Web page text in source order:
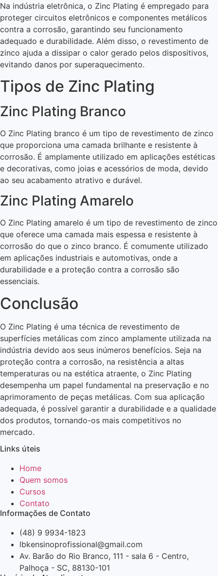
Na indústria eletrônica, o Zinc Plating é empregado para
proteger circuitos eletrônicos e componentes metálicos
contra a corrosão, garantindo seu funcionamento
adequado e durabilidade. Além disso, o revestimento de
zinco ajuda a dissipar o calor gerado pelos dispositivos,
evitando danos por superaquecimento.
Tipos de Zinc Plating
Zinc Plating Branco
O Zinc Plating branco é um tipo de revestimento de zinco
que proporciona uma camada brilhante e resistente à
corrosão. É amplamente utilizado em aplicações estéticas
e decorativas, como joias e acessórios de moda, devido
ao seu acabamento atrativo e durável.
Zinc Plating Amarelo
O Zinc Plating amarelo é um tipo de revestimento de zinco
que oferece uma camada mais espessa e resistente à
corrosão do que o zinco branco. É comumente utilizado
em aplicações industriais e automotivas, onde a
durabilidade e a proteção contra a corrosão são
essenciais.
Conclusão
O Zinc Plating é uma técnica de revestimento de
superfícies metálicas com zinco amplamente utilizada na
indústria devido aos seus inúmeros benefícios. Seja na
proteção contra a corrosão, na resistência a altas
temperaturas ou na estética atraente, o Zinc Plating
desempenha um papel fundamental na preservação e no
aprimoramento de peças metálicas. Com sua aplicação
adequada, é possível garantir a durabilidade e a qualidade
dos produtos, tornando-os mais competitivos no
mercado.
Links úteis
Home
Quem somos
Cursos
Contato
Informações de Contato
(48) 9 9934-1823
lbkensinoprofissional@gmail.com
Av. Barão do Rio Branco, 111 - sala 6 - Centro,
Palhoça - SC, 88130-101